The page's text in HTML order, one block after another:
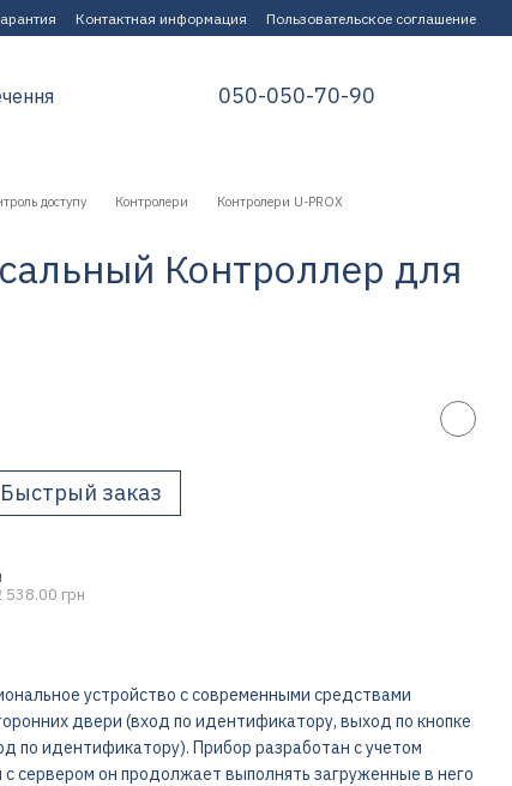
Контактная информация Пользовательское соглашение
050-050-70-90
доступу Контролери
Контролери U-PROX
Контроллер для
Быстрый заказ
538.00 грн
устройство с современными средствами
двери (вход по идентификатору, выход по кнопке
по идентификатору). Прибор разработан с учетом
сервером он продолжает выполнять загруженные в него